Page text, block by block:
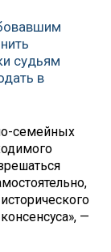
судьям
в
семейных
—